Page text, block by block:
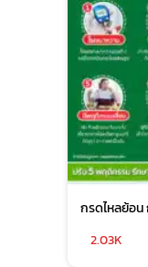
กรดไหลย้อ
2.03K